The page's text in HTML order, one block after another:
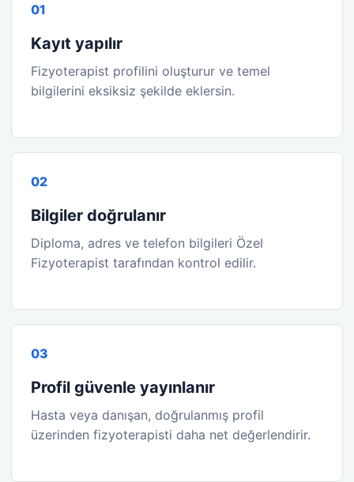
01
Kayıt yapılır
Fizyoterapist profilini oluşturur ve temel
bilgilerini eksiksiz şekilde eklersin.
02
Bilgiler doğrulanır
Diploma, adres ve telefon bilgileri Özel
Fizyoterapist tarafından kontrol edilir.
03
Profil güvenle yayınlanır
Hasta veya danışan, doğrulanmış profil
üzerinden fizyoterapisti daha net değerlendirir.